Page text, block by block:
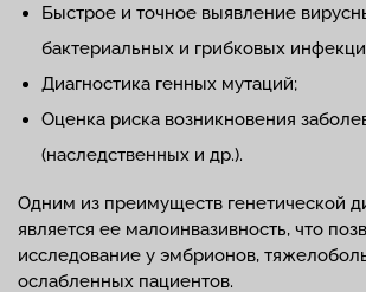
Быстрое и точное выявление
бактериальных и грибковых
Диагностика генных мутаций;
Оценка риска возникновения
(наследственных и др.).
Одним из преимуществ генетической
является ее малоинвазивность, что
исследование у эмбрионов,
ослабленных пациентов.